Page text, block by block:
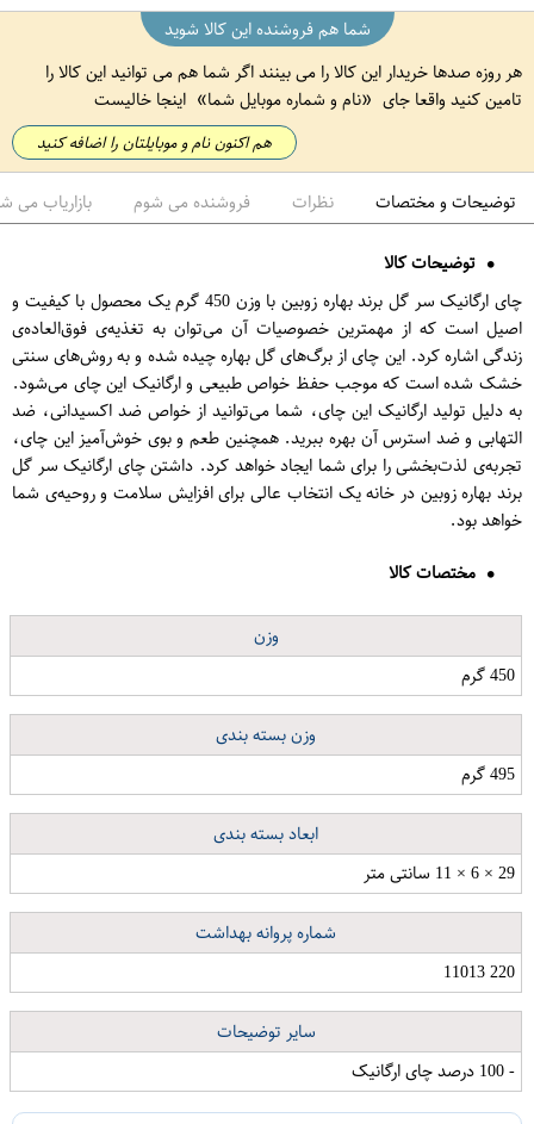
شما هم فروشنده این کالا شوید
هر روزه صدها خریدار این کالا را می بینند اگر شما هم می توانید این کالا را
تامین کنید واقعا جای
نام و شماره موبایل شما اینجا خالیست
هم اکنون نام و موبایلتان را اضافه کنید
توضیحات و مختصات نظرات فروشنده می شوم بازاریاب می
توضیحات کالا
چای ارگانیک سر گل برند بهاره زوبین با وزن 450 گرم یک محصول با کیفیت و
اصیل است که از مهمترین خصوصیات آن می‌توان به تغذیه‌ی فوق‌العاده‌ی
زندگی اشاره کرد. این چای از برگ‌های گل بهاره چیده شده و به روش‌های سنتی
خشک شده است که موجب حفظ خواص طبیعی و ارگانیک این چای می‌شود.
به دلیل تولید ارگانیک این چای، شما می‌توانید از خواص ضد اکسیدانی، ضد
التهابی و ضد استرس آن بهره ببرید. همچنین طعم و بوی خوش‌آمیز این چای،
تجربه‌ی لذت‌بخشی را برای شما ایجاد خواهد کرد. داشتن چای ارگانیک سر گل
برند بهاره زوبین در خانه یک انتخاب عالی برای افزایش سلامت و روحیه‌ی شما
خواهد بود.
مختصات کالا
وزن
450 گرم
وزن بسته بندی
495 گرم
ابعاد بسته بندی
29 × 6 × 11 سانتی متر
شماره پروانه بهداشت
220 11013
سایر توضیحات
- 100 درصد چای ارگانیک